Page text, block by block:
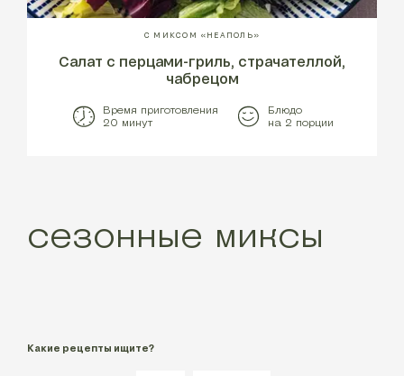
С МИКСОМ «НЕАПОЛЬ»
Салат с перцами-гриль, страчателлой,
чабрецом
Время приготовления
20 минут
Блюдо
на 2 порции
сезонные миксы
Какие рецепты ищите?